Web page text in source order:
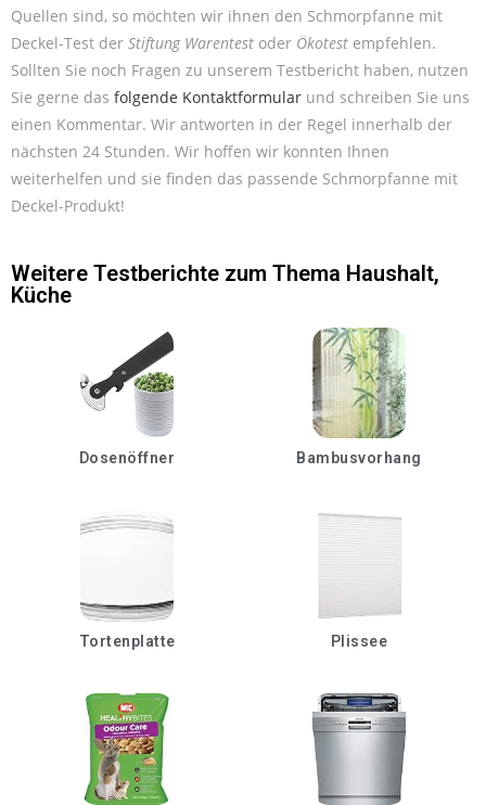
Quellen sind, so möchten wir ihnen den Schmorpfanne mit
Deckel-Test der Stiftung Warentest oder Ökotest empfehlen.
Sollten Sie noch Fragen zu unserem Testbericht haben, nutzen
Sie gerne das folgende Kontaktformular und schreiben Sie uns
einen Kommentar. Wir antworten in der Regel innerhalb der
nächsten 24 Stunden. Wir hoffen wir konnten Ihnen
weiterhelfen und sie finden das passende Schmorpfanne mit
Deckel-Produkt!
Weitere Testberichte zum Thema Haushalt,
Küche
Dosenöffner Bambusvorhang
Tortenplatte Plissee